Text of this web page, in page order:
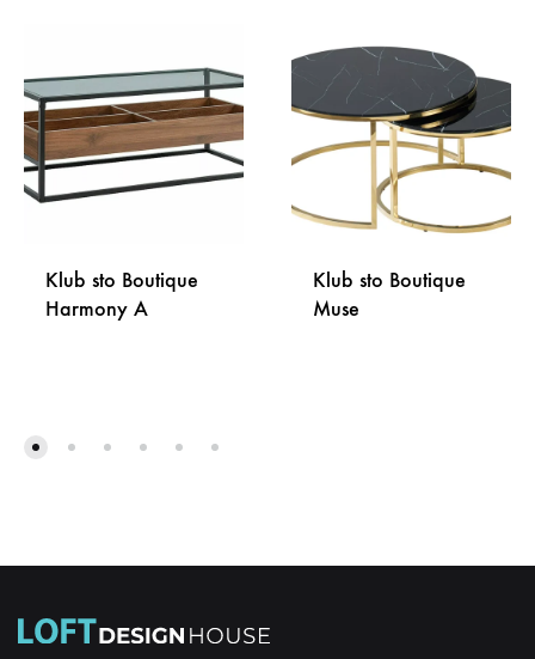
Klub sto Boutique
Harmony A
Klub sto Boutique
Muse